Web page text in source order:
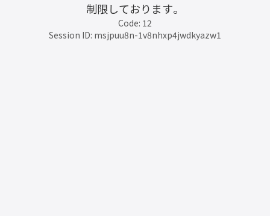
制限しております。
Code: 12
Session ID: msjpuu8n-1v8nhxp4jwdkyazw1